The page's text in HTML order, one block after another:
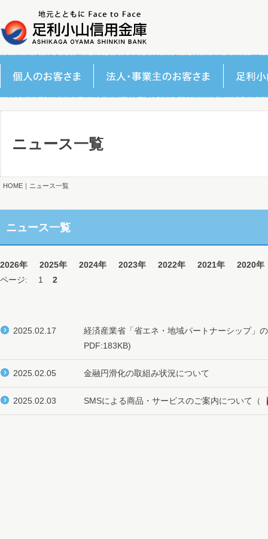
ニュース一覧
HOME ｜ニュース一覧
ニュース一覧
2026年 2025年 2024年 2023年 2022年 2021年
2020年
ページ: 1 2
2025.02.17
経済産業省「省エネ・地域パートナーシップ」
PDF:183KB)
2025.02.05 金融円滑化の取組み状況について
2025.02.03 SMSによる商品・サービスのご案内について （